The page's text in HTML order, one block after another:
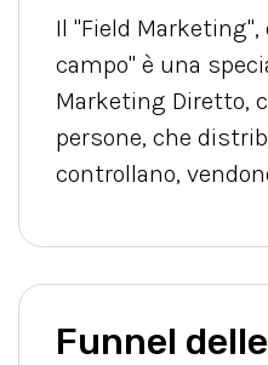
Il "Field
campo" è una
Marketing Diretto,
persone, che
controllano,
Funnel